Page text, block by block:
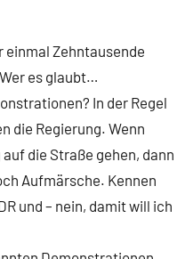
Zehntausende
es glaubt…
In der Regel
die Regierung. Wenn
die Straße gehen, dann
Aufmärsche. Kennen
und – nein, damit will ich